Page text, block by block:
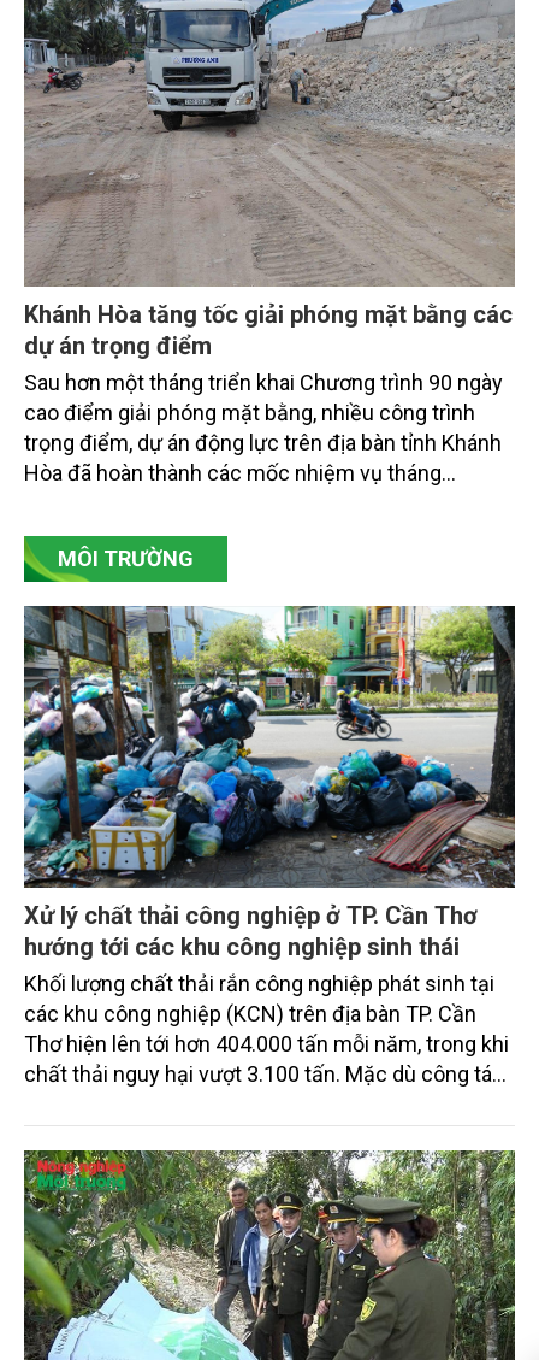
quản lý tài nguyên đến bảo vệ môi trường, phục hồi
hệ sinh thái và kiến tạo sinh kế bền vững cho người
dân ven biển, hải đảo.
Khánh Hòa tăng tốc giải phóng mặt bằng các
dự án trọng điểm
Sau hơn một tháng triển khai Chương trình 90 ngày
cao điểm giải phóng mặt bằng, nhiều công trình
trọng điểm, dự án động lực trên địa bàn tỉnh Khánh
Hòa đã hoàn thành các mốc nhiệm vụ tháng
vụ tháng 8 và tháng 9 đang được tiếp tục triển khai
với tiến độ khác nhau.
MÔI TRƯỜNG
Xử lý chất thải công nghiệp ở TP. Cần Thơ
hướng tới các khu công nghiệp sinh thái
Khối lượng chất thải rắn công nghiệp phát sinh tại
các khu công nghiệp (KCN) trên địa bàn TP. Cần
Thơ hiện lên tới hơn 404.000 tấn mỗi năm, trong khi
chất thải nguy hại vượt 3.100 tấn. Mặc dù công tác
đúng quy định, nhưng việc thiếu các cơ sở xử lý đạt
chuẩn tại địa phương và khu vực Đồng bằng sông
Cửu Long (ĐBSCL) đang đặt ra nhiều thách thức đối
với mục tiêu phát triển công nghiệp xanh, bền vững.
Những chỉ đạo mới của lãnh đạo thành phố được kỳ
vọng sẽ góp phần tháo gỡ điểm nghẽn này, hướng
tới xây dựng các KCN sạch, sinh thái trong giai
đoạn tới.